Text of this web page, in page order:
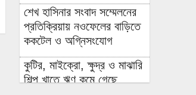
শেখ হাসিনার সংবাদ সম্মেলনের
প্রতিক্রিয়ায় নওফেলের বাড়িতে
ককটেল ও অগ্নিসংযোগ
কুটির, মাইক্রো, ক্ষুদ্র ও মাঝারি
শিল্প খাতে ঋণ কমে গেছে,